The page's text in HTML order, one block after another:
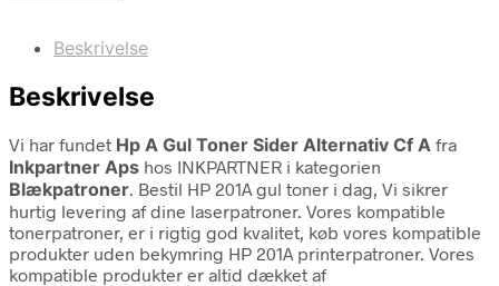
Beskrivelse
Beskrivelse
Vi har fundet Hp A Gul Toner Sider Alternativ Cf A fra
Inkpartner Aps hos INKPARTNER i kategorien
Blækpatroner. Bestil HP 201A gul toner i dag, Vi sikrer
hurtig levering af dine laserpatroner. Vores kompatible
tonerpatroner, er i rigtig god kvalitet, køb vores kompatible
produkter uden bekymring HP 201A printerpatroner. Vores
kompatible produkter er altid dækket af